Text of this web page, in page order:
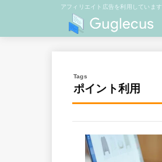
アフィリエイト広告を利用しています
ポイント利用